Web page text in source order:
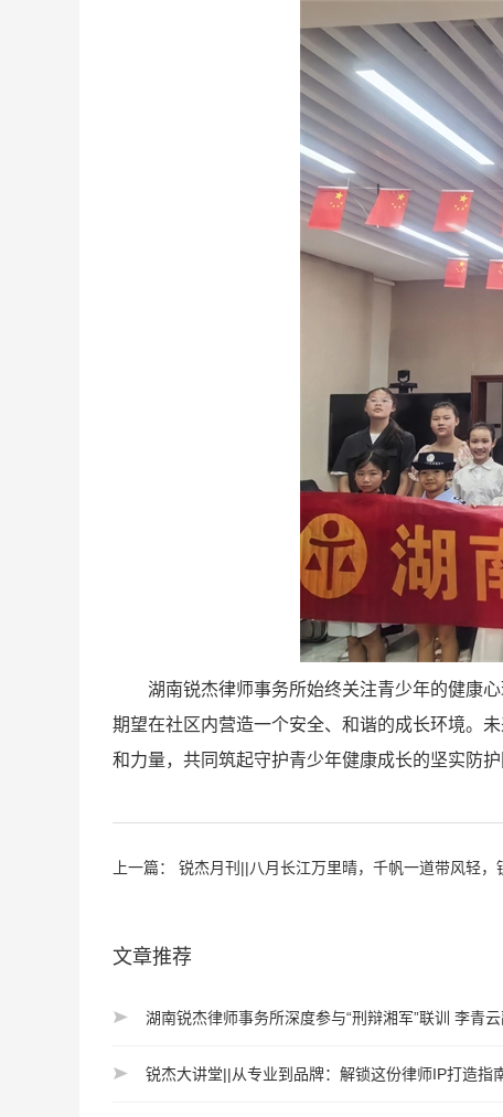
湖南锐杰律师事务所始终关注青少年的健康
期望在社区内营造一个安全、和谐的成长环境。
和力量，共同筑起守护青少年健康成长的坚实防护
上一篇： 锐杰月刊||八月长江万里晴，千帆一道带风轻，
文章推荐
湖南锐杰律师事务所深度参与“刑辩湘军”联训 李青
锐杰大讲堂||从专业到品牌：解锁这份律师IP打造指